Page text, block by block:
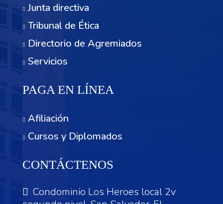
Junta directiva
Tribunal de Ética
Directorio de Agremiados
Servicios
PAGA EN LÍNEA
Afiliación
Cursos y Diplomados
CONTÁCTENOS
Condominio Los Heroes local 2v